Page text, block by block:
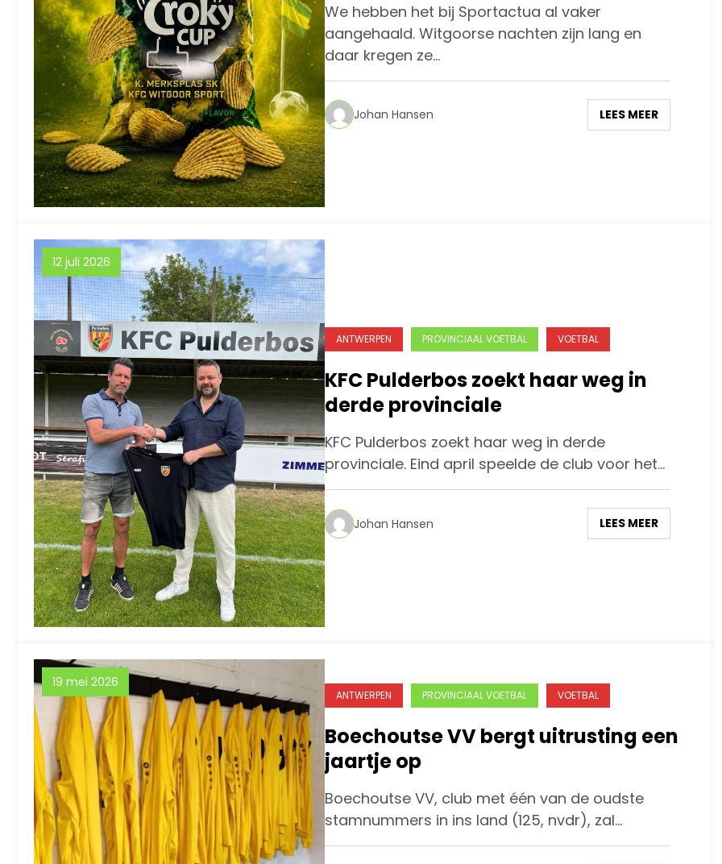
We hebben het bij Sportactua al vaker
aangehaald. Witgoorse nachten zijn lang en
daar kregen ze…
Johan Hansen LEES MEER
12 juli 2026
ANTWERPEN PROVINCIAAL VOETBAL VOETBAL
KFC Pulderbos zoekt haar weg in
derde provinciale
KFC Pulderbos zoekt haar weg in derde
provinciale. Eind april speelde de club voor het…
Johan Hansen LEES MEER
19 mei 2026
ANTWERPEN PROVINCIAAL VOETBAL VOETBAL
Boechoutse VV bergt uitrusting een
jaartje op
Boechoutse VV, club met één van de oudste
stamnummers in ins land (125, nvdr), zal…